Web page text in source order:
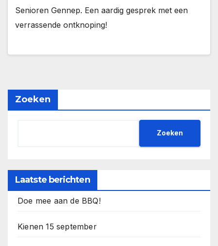
Senioren Gennep. Een aardig gesprek met een
verrassende ontknoping!
Zoeken
Zoeken
Laatste berichten
Doe mee aan de BBQ!
Kienen 15 september